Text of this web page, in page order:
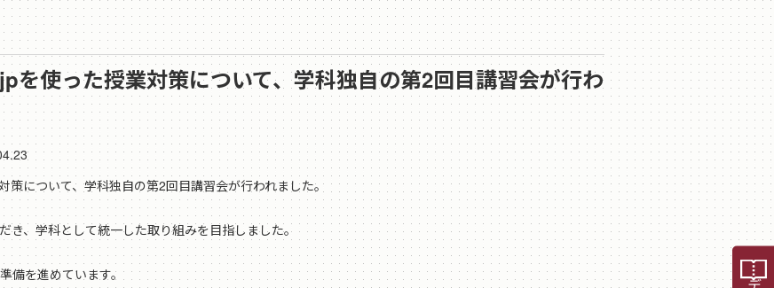
を使った授業対策について、学科独自の第2回目講習会が行わ
について、学科独自の第2回目講習会が行われました。
、学科として統一した取り組みを目指しました。
備を進めています。